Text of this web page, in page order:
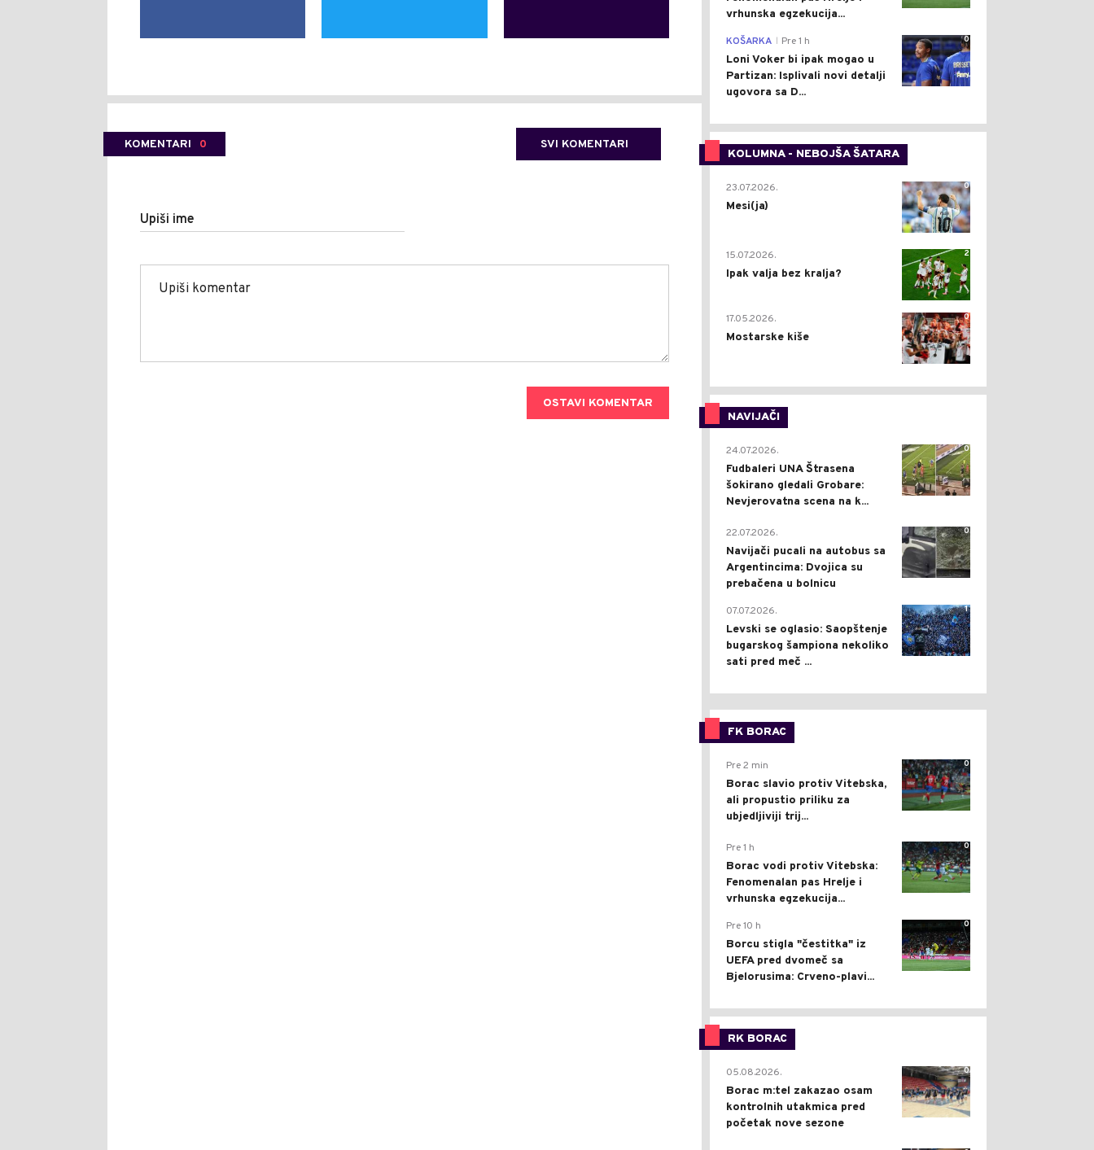
KOMENTARI 0 SVI KOMENTARI
Upiši ime
OSTAVI KOMENTAR
vrhunska egzekucija...
0
KOŠARKA Pre 1 h
Loni Voker bi ipak mogao u
Partizan: Isplivali novi detalji
ugovora sa D...
KOLUMNA - NEBOJŠA ŠATARA
0
23.07.2026.
Mesi(ja)
2
15.07.2026.
Ipak valja bez kralja?
0
17.05.2026.
Mostarske kiše
NAVIJAČI
0
24.07.2026.
Fudbaleri UNA Štrasena
šokirano gledali Grobare:
Nevjerovatna scena na k...
0
22.07.2026.
Navijači pucali na autobus sa
Argentincima: Dvojica su
prebačena u bolnicu
1
07.07.2026.
Levski se oglasio: Saopštenje
bugarskog šampiona nekoliko
sati pred meč ...
FK BORAC
0
Pre 2 min
Borac slavio protiv Vitebska,
ali propustio priliku za
ubjedljiviji trij...
0
Pre 1 h
Borac vodi protiv Vitebska:
Fenomenalan pas Hrelje i
vrhunska egzekucija...
0
Pre 10 h
Borcu stigla "čestitka" iz
UEFA pred dvomeč sa
Bjelorusima: Crveno-plavi...
RK BORAC
0
05.08.2026.
Borac m:tel zakazao osam
kontrolnih utakmica pred
početak nove sezone